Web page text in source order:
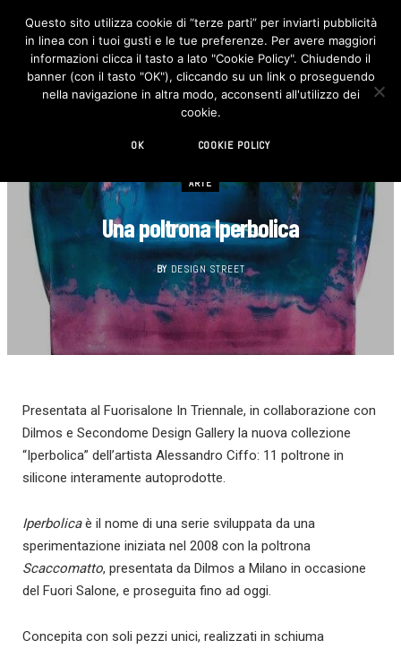
F
c
e
b
o
I
n
s
t
ARTE
Una poltrona Iperbolica
BY DESIGN STREET
Presentata al Fuorisalone In Triennale, in collaborazione con
Dilmos e Secondome Design Gallery la nuova collezione
“Iperbolica” dell’artista Alessandro Ciffo: 11 poltrone in
silicone interamente autoprodotte.
Iperbolicaè il nome di una serie sviluppata da una
sperimentazione iniziata nel 2008 con la poltrona
Scaccomatto, presentata da Dilmos a Milano in occasione
del Fuori Salone, e proseguita fino ad oggi.
Concepita con soli pezzi unici, realizzati in schiuma
Questo sito utilizza cookie di “terze parti” per inviarti pubblicità
in linea con i tuoi gusti e le tue preferenze. Per avere maggiori
informazioni clicca il tasto a lato "Cookie Policy". Chiudendo il
banner (con il tasto "OK"), cliccando su un link o proseguendo
nella navigazione in altra modo, acconsenti all'utilizzo dei
cookie.
OK COOKIE POLICY